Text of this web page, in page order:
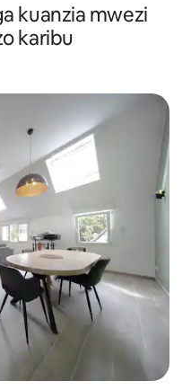
kuanzia mwezi
karibu